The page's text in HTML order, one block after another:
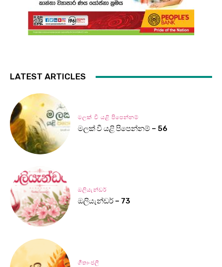
LATEST ARTICLES
මලක් වී යළි පිපෙන්නම්
මලක් වී යළි පිපෙන්නම් – 56
ඔලියැන්ඩර්
ඔලියැන්ඩර් – 73
ගීතාංජලී